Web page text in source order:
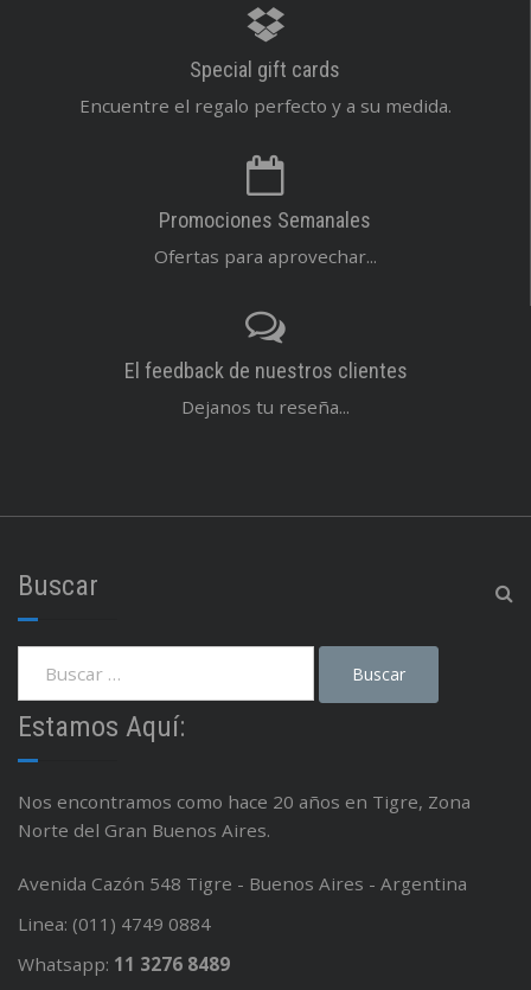
Special gift cards
Encuentre el regalo perfecto y a su medida.
Promociones Semanales
Ofertas para aprovechar...
El feedback de nuestros clientes
Dejanos tu reseña...
Buscar
Estamos Aquí:
Nos encontramos como hace 20 años en Tigre, Zona
Norte del Gran Buenos Aires.
Avenida Cazón 548 Tigre - Buenos Aires - Argentina
Linea: (011) 4749 0884
Whatsapp: 11 3276 8489